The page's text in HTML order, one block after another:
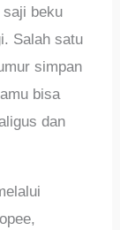
saji beku
Salah satu
simpan
bisa
dan